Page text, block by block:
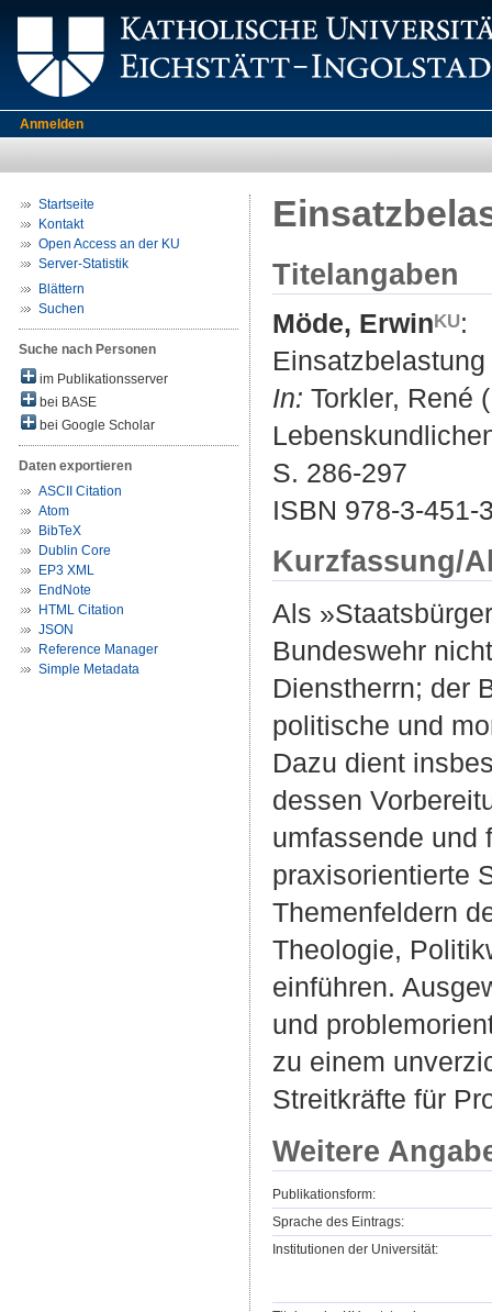
Anmelden
Startseite
Kontakt
Open Access an der KU
Server-Statistik
Blättern
Suchen
Suche nach Personen
im Publikationsserver
bei BASE
bei Google Scholar
Daten exportieren
ASCII Citation
Atom
BibTeX
Dublin Core
EP3 XML
EndNote
HTML Citation
JSON
Reference Manager
Simple Metadata
Titelangaben
Möde, Erwin
:
In: Torkler, René
S. 286-297
ISBN 978-3-451-
Kurzfassung/
Als
Bundeswehr
Dienstherrn; der
politische und
Dazu dient
dessen
umfassende und
praxisorientierte
Themenfeldern
Theologie,
einführen.
und
zu einem
Streitkräfte für
Weitere
Publikationsform:
Sprache des Eintrags:
Institutionen der Universität: